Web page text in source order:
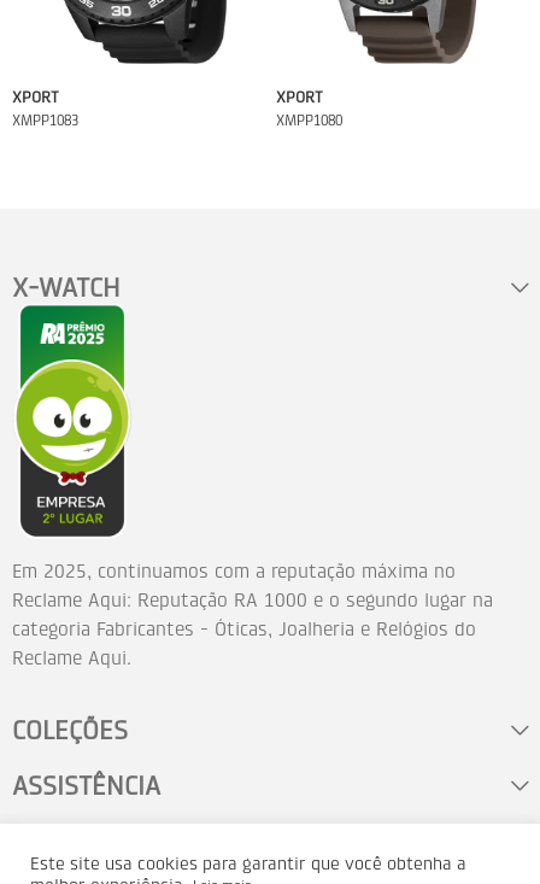
XPORT
XMPP1083
XPORT
XMPP1080
X-WATCH
Em 2025, continuamos com a reputação máxima no
Reclame Aqui: Reputação RA 1000 e o segundo lugar na
categoria Fabricantes - Óticas, Joalheria e Relógios do
Reclame Aqui.
COLEÇÕES
ASSISTÊNCIA
Este site usa cookies para garantir que você obtenha a